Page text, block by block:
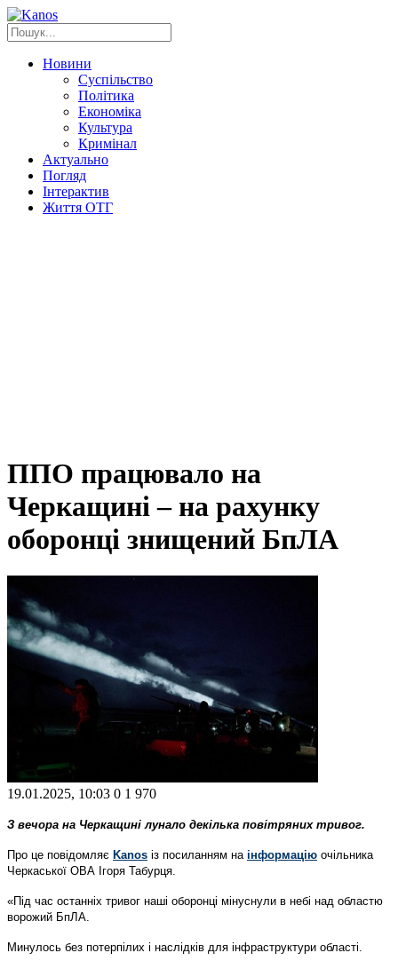
Новини
Суспільство
Політика
Економіка
Культура
Кримінал
Актуально
Погляд
Інтерактив
Життя ОТГ
ППО працювало на
Черкащині – на рахунку
оборонці знищений БпЛА
19.01.2025, 10:03 0 1 970
З вечора на Черкащині лунало декілька повітряних тривог.
Про це повідомляє Kanos із посиланням на інформацію очільника
Черкаської ОВА Ігоря Табурця.
«Під час останніх тривог наші оборонці мінуснули в небі над областю
ворожий БпЛА.
Минулось без потерпілих і наслідків для інфраструктури області.